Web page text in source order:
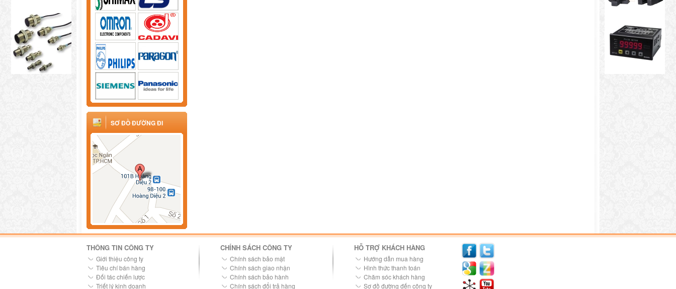
SƠ ĐỒ ĐƯỜNG ĐI
THÔNG TIN CÔNG TY
Giới thiệu công ty
Tiêu chí bán hàng
Đối tác chiến lược
Triết lý kinh doanh
CHÍNH SÁCH CÔNG TY
Chính sách bảo mật
Chính sách giao nhận
Chính sách bảo hành
Chính sách đổi trả hàng
HỖ TRỢ KHÁCH HÀNG
Hướng dẫn mua hàng
Hình thức thanh toán
Chăm sóc khách hàng
Sơ đồ đường đến công ty